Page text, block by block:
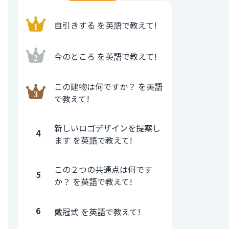
自引きする を英語で教えて!
今のところ を英語で教えて!
この建物は何ですか？ を英語
で教えて!
4
新しいロゴデザインを提案し
ます を英語で教えて!
5
この２つの共通点は何です
か？ を英語で教えて!
6 戴冠式 を英語で教えて!